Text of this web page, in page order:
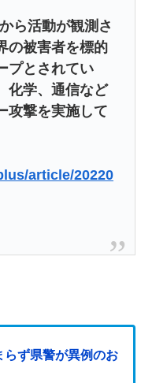
ら活動が観測さ
の被害者を標的
プとされてい
化学、通信など
攻撃を実施して
article/20220
ず県警が異例のお